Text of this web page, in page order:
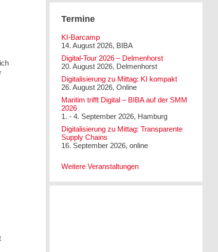
Termine
KI-Barcamp
14. August 2026, BIBA
Digital-Tour 2026 – Delmenhorst
20. August 2026, Delmenhorst
Digitalisierung zu Mittag: KI kompakt
26. August 2026, Online
Maritim trifft Digital – BIBA auf der SMM
2026
1. - 4. September 2026, Hamburg
Digitalisierung zu Mittag: Transparente
Supply Chains
16. September 2026, online
Weitere Veranstaltungen